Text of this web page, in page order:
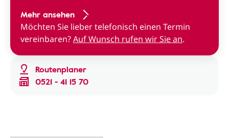
Routenplaner
0521 - 41 15 70
Mehr ansehen
Möchten Sie lieber telefonisch einen Termin
vereinbaren?Auf Wunsch rufen wir Sie an.